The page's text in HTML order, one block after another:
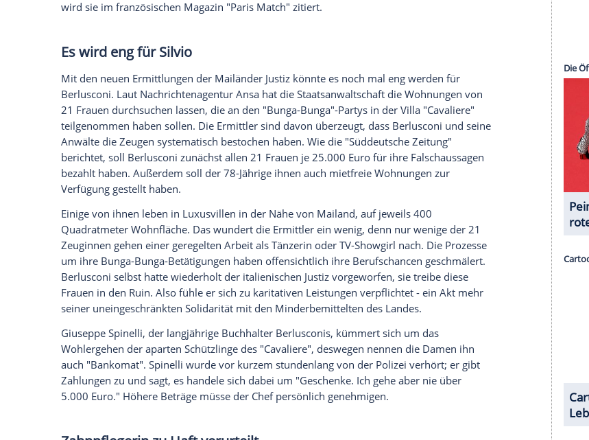
Ich bin damit einverstanden, dass mir externe Inhalte angezeigt werden. Damit können personenbezogene
Inwieweit der Begriff "Bunga-Bunga" juristisch definiert wird, ist bislang noch ein
selbst hat einer
jungen Dame von einem faszinierenden "Ritus" in Muammar al-Gaddafis "afrikanischem
Harem" vorgeschwärmt. Ein andermal beschrieb er mit Bunga-Bunga eine "angebliche
Angewohnheitdes Hausherrn vonArcore, nach dem traditionellen Abendessen schöne
Frauen und interessierte Gäste zu einer Art erotischem Dessert ins Séparée einzuladen..."
InArcore stehtBerlusconispalastartigerHauptwohnsitz .
Sabina Began, eine (nun ja) Schauspielerin mit deutschen und bosnischen Wurzeln,
reklamiert dieUrheberschaft für das Bunga-Bunga-Spiel für sich. Bunga-Bunga sei nämlich
ihr Spitzname, außerdem habe sie die erotischen Partys im Hause Berlusconi
organisiert.
Der "Cavaliere" habe Signora Began, die in Italien "Bienenkönigin" genannt wird, regelrecht
"verhext", zumindest "bis zu einem gewissen Grad. Es war magisch. Er hat mich verrückt
gemacht. Dank ihm habe ich mich als Frau gefühlt, zum ersten Mal in meinem Leben", so
wird sie im französischen Magazin "Paris Match" zitiert.
Es wird eng fürSilvio
Mit den neuen Ermittlungen der Mailänder Justiz könnte es noch mal eng werden für
die Wohnungen von
21 Frauen durchsuchen lassen, die an den "Bunga-Bunga"-Partys in der Villa "Cavaliere"